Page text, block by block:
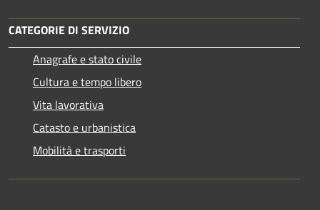
CATEGORIE DI SERVIZIO
Anagrafe e stato civile
Cultura e tempo libero
Vita lavorativa
Catasto e urbanistica
Mobilità e trasporti